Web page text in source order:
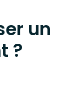
un
?